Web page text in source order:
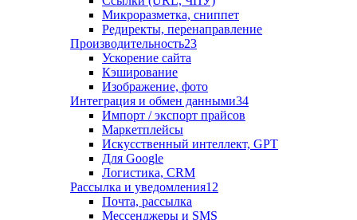
Микроразметка, сниппет
Редиректы, перенаправление
Производительность23
Ускорение сайта
Кэширование
Изображение, фото
Интеграция и обмен данными34
Импорт / экспорт прайсов
Маркетплейсы
Искусственный интеллект, GPT
Для Google
Логистика, CRM
Рассылка и уведомления12
Почта, рассылка
Мессенджеры и SMS